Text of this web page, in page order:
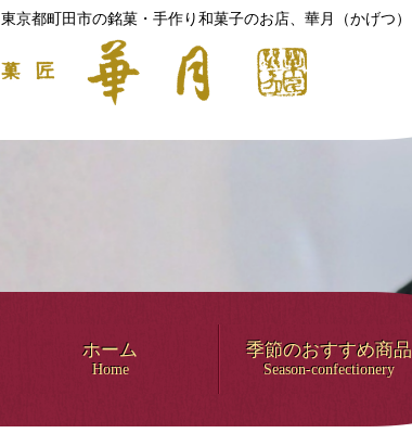
東京都町田市の銘菓・手作り和菓子のお店、華月（かげつ）
ホーム
Home
季節のおすすめ商品
Season-confectionery